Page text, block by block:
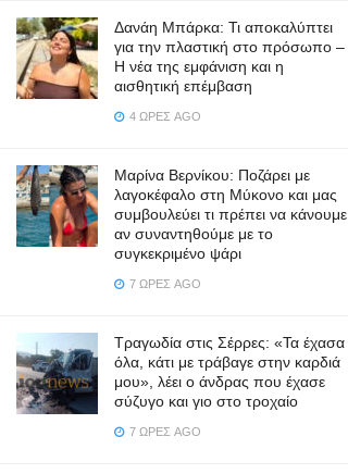
Δανάη Μπάρκα: Τι αποκαλύπτει
για την πλαστική στο πρόσωπο –
Η νέα της εμφάνιση και η
αισθητική επέμβαση
4 ΏΡΕΣ AGO
Μαρίνα Βερνίκου: Ποζάρει με
λαγοκέφαλο στη Μύκονο και μας
συμβουλεύει τι πρέπει να κάνουμε
αν συναντηθούμε με το
συγκεκριμένο ψάρι
7 ΏΡΕΣ AGO
Τραγωδία στις Σέρρες: «Τα έχασα
όλα, κάτι με τράβαγε στην καρδιά
μου», λέει ο άνδρας που έχασε
σύζυγο και γιο στο τροχαίο
7 ΏΡΕΣ AGO